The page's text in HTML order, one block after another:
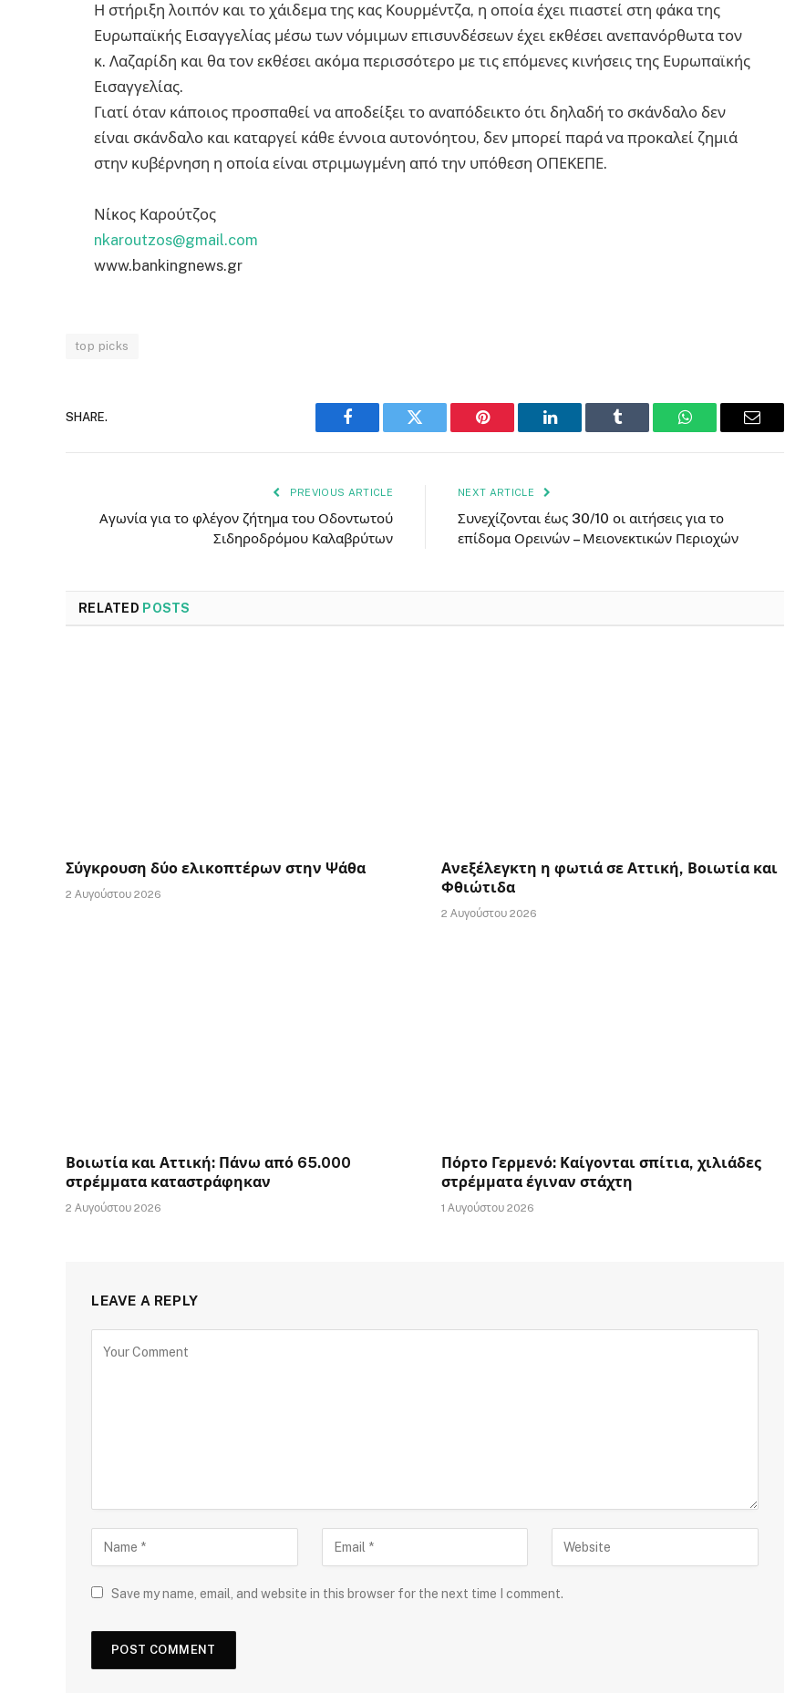
Η στήριξη λοιπόν και το χάιδεμα της κας Κουρμέντζα, η οποία έχει πιαστεί στη φάκα της
Ευρωπαϊκής Εισαγγελίας μέσω των νόμιμων επισυνδέσεων έχει εκθέσει ανεπανόρθωτα τον
κ. Λαζαρίδη και θα τον εκθέσει ακόμα περισσότερο με τις επόμενες κινήσεις της Ευρωπαϊκής
Εισαγγελίας.
Γιατί όταν κάποιος προσπαθεί να αποδείξει το αναπόδεικτο ότι δηλαδή το σκάνδαλο δεν
είναι σκάνδαλο και καταργεί κάθε έννοια αυτονόητου, δεν μπορεί παρά να προκαλεί ζημιά
στην κυβέρνηση η οποία είναι στριμωγμένη από την υπόθεση ΟΠΕΚΕΠΕ.
Νίκος Καρούτζος
nkaroutzos@gmail.com
www.bankingnews.gr
top picks
SHARE.
Facebook Twitter Pinterest LinkedIn Tumblr WhatsAppEmail
PREVIOUS ARTICLE
Αγωνία για το φλέγον ζήτημα του Οδοντωτού
Σιδηροδρόμου Καλαβρύτων
NEXT ARTICLE
Συνεχίζονται έως 30/10 οι αιτήσεις για το
επίδομα Ορεινών – Μειονεκτικών Περιοχών
RELATED POSTS
Σύγκρουση δύο ελικοπτέρων στην Ψάθα
2 Αυγούστου 2026
Ανεξέλεγκτη η φωτιά σε Αττική, Βοιωτία και
Φθιώτιδα
2 Αυγούστου 2026
Βοιωτία και Αττική: Πάνω από 65.000
στρέμματα καταστράφηκαν
2 Αυγούστου 2026
Πόρτο Γερμενό: Καίγονται σπίτια, χιλιάδες
στρέμματα έγιναν στάχτη
1 Αυγούστου 2026
LEAVE A REPLY
Save my name, email, and website in this browser for the next time I comment.